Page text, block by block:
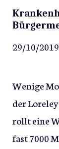
29/10/2019
Wenige
der
rollt eine
fast 7000